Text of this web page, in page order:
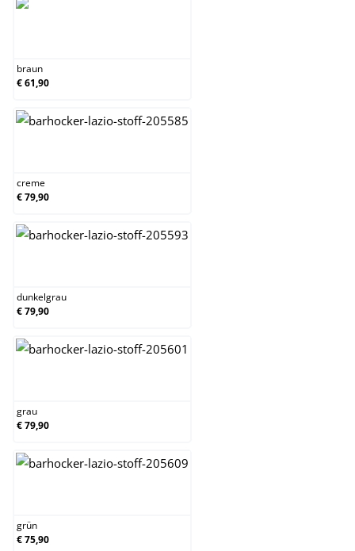
braun
€ 61,90
creme
€ 79,90
dunkelgrau
€ 79,90
grau
€ 79,90
grün
€ 75,90